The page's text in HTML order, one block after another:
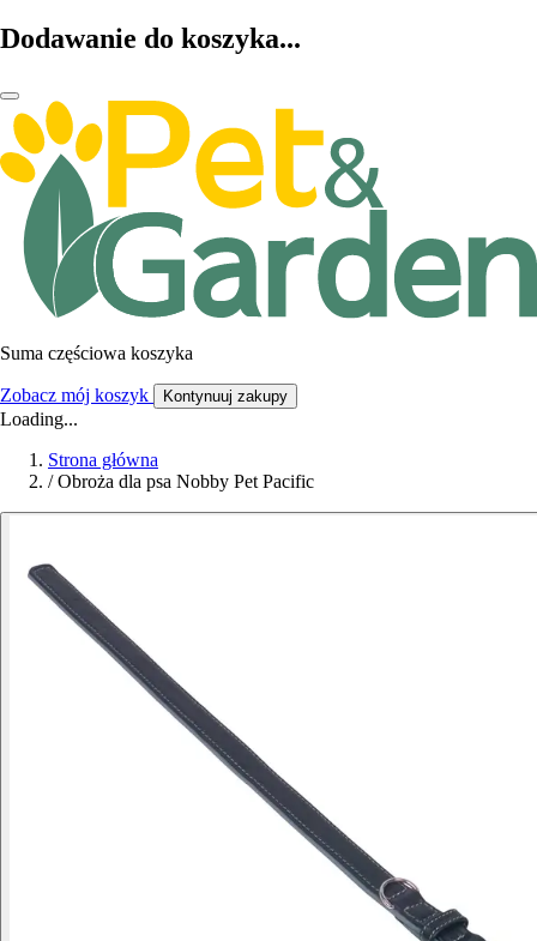
Dodawanie do koszyka...
Suma częściowa koszyka
Zobacz mój koszyk Kontynuuj zakupy
Loading...
Strona główna
/ Obroża dla psa Nobby Pet Pacific